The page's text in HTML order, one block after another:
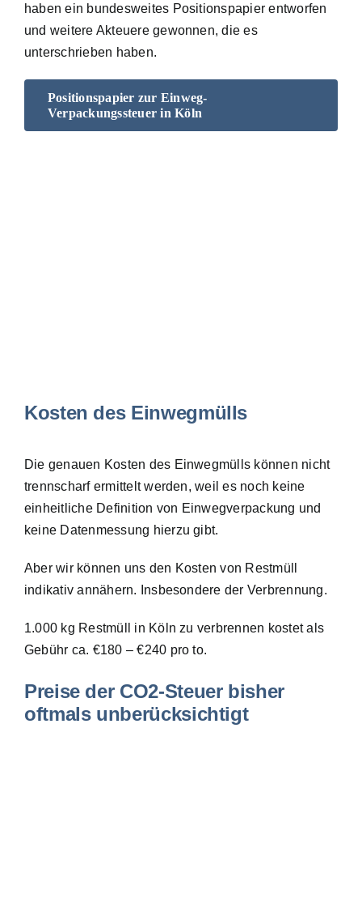
haben ein bundesweites Positionspapier entworfen
und weitere Akteuere gewonnen, die es
unterschrieben haben.
Positionspapier zur Einweg-
Verpackungssteuer in Köln
Kosten des Einwegmülls
Die genauen Kosten des Einwegmülls können nicht
trennscharf ermittelt werden, weil es noch keine
einheitliche Definition von Einwegverpackung und
keine Datenmessung hierzu gibt.
Aber wir können uns den Kosten von Restmüll
indikativ annähern. Insbesondere der Verbrennung.
1.000 kg Restmüll in Köln zu verbrennen kostet als
Gebühr ca. €180 – €240 pro to.
Preise der CO2-Steuer bisher
oftmals unberücksichtigt